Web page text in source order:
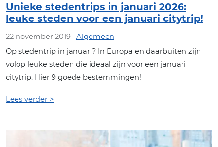
Unieke stedentrips in januari 2026:
leuke steden voor een januari citytrip!
22 november 2019 · Algemeen
Op stedentrip in januari? In Europa en daarbuiten zijn
volop leuke steden die ideaal zijn voor een januari
citytrip. Hier 9 goede bestemmingen!
Lees verder >